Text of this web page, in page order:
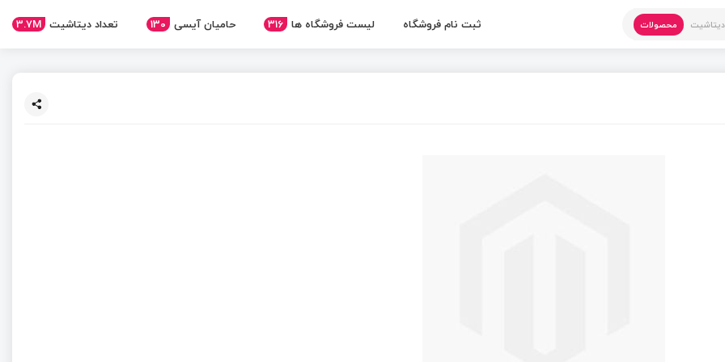
دیتاشیت محصولات ثبت نام فروشگاه لیست فروشگاه ها 316 حامیان آیسی 130 تعداد دیتاشیت 3.7M